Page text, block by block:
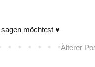
möchtest ♥
Älterer